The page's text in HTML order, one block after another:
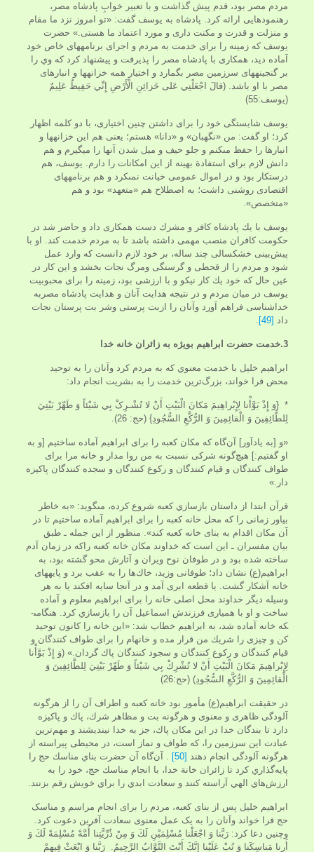
مردم مصر بود، قدم پيش گذاشت و با تعبير خوابِ پادشاه مصر،
رهنمودهايى ارائه كرد. پادشاه به يوسف گفت: «تو امروز نزد ما مقام
و منزلت و قدرت و مكنت دارى و مورد اعتماد ما هستى.» حضرت
يوسف كه زمينه را براى خدمت‏ به‏ مردم‏ و اجراى برنامه‏هاى خاص خود
آماده ديد، همكارى با پادشاه مصر را پذيرفت و پيشنهاد كرد كه وي را
بر گنجينه‏هاى سرزمين مصر بگمارد و اختيار همه خزانه‏ها و انبارهاى
مصر با او باشد. (قالَ اجْعَلْنِي عَلى‏ خَزائِنِ الْأَرْضِ إِنِّي حَفِيظٌ عَلِيمٌ
(یوسف:55)
يوسف شايستگى خود را براى داشتن چنين اختيارى، با دو كلمه اظهار
كرد؛ او گفت: من «نگهبان» و «دانا» هستم؛ يعنى هم اين خزانه‏ها و
انبارها را حفظ مى‏كنم و جلو حيف و ميل شدن آنها را می­گیرم و هم
دانش لازم براى استفادة بهينه از اين امكانات را دارم. يوسف، هم
درستكار بود و در اموال عمومى خيانت نمى‏كرد و هم برنامه‏هاى
اقتصادى روشنى داشت؛ به اصطلاح هم «متعهد» بود و هم
«متخصص».
يوسف با يك پادشاه كافر و مشرك دست همكارى داد و حاضر شد در
حكومت كافران منصب مهمى داشته باشد تا به مردم خدمت كند. او با
پيش‌بينى خشكسالى چند ساله، بر خود لازم ‏دانست كه وارد عمل
شود و مردم را از قحطى و گرسنگى ومرگ نجات بخشد و اين كار در
عين حال كه خود يك كار نيكو و با ارزشى بود، زمينه را براى محبوبيت
يوسف در ميان مردم و در نتيجه هدايت آنان و هدایت پادشاه مصربه
خداشناسی فراهم ‏آورد وآنان را ازبت پرستی وشر بت پرستان نجات
داد [49]
.
3.خدمت حضرت ابراهيم بویژه به زائران خانه خدا
ابراهيم خليل با خدمت معنوي كه به مردم كرد وآنان را به توحيد
محض فرا خواند، بزرگ‌ترين خدمت را به بشريت انجام داد:
* {وَ إِذْ بَوَّأْنا لِإِبْراهِيمَ مَكانَ الْبَيْتِ أَنْ لا تُشْـرِکْ بِي شَيْئاً وَ طَهِّرْ بَيْتِيَ
لِلطَّائِفِينَ وَ الْقائِمِينَ وَ الرُّكَّعِ السُّجُودِ} (حج: 26).
«و [به يادآور] آن‌گاه كه مكان كعبه را براى ابراهيم آماده ساختيم [و به
او گفتيم:] هيچ‌گونه شركى نسبت به من روا مدار و خانه مرا براى
طواف كنندگان و قيام كنندگان و ركوع كنندگان و سجده كنندگان پاكيزه
دار.»
قرآن ابتدا از داستان بازسازي كعبه شروع كرده، مى‏گويد: «به خاطر
بياور زمانى را كه محل خانه كعبه را براى ابراهيم آماده ساختيم تا در
آن مكان اقدام به بناى خانه كعبه كند». منظور از اين جمله ـ طبق
بيان مفسران ـ اين است كه خداوند مكان خانه كعبه راكه در زمان آدم
ساخته شده بود و در طوفان نوح ويران و آثارش محو گشته بود، به
ابراهيم(ع) نشان داد؛ طوفانى وزيد، خاك‌ها را به عقب برد و پايه‏هاى
خانه آشكار گشت. يا قطعه ابرى آمد و در آنجا سايه افكند يا به هر
وسيله ديگر خداوند محل اصلى خانه را براى ابراهيم معلوم و آماده
ساخت و او با هميارى فرزندش اسماعيل آن را بازسازي کرد. هنگامى­
كه خانه آماده شد، به ابراهيم خطاب شد: «اين خانه را كانون توحيد
كن و چيزى را شريك من قرار مده و خانه‏ام را براى طواف كنندگان و
قيام كنندگان و ركوع كنندگان و سجود كنندگان پاك گردان.» (وَ إِذْ بَوَّأْنا
لِإِبْراهِيمَ مَكانَ الْبَيْتِ أَنْ لا تُشْرِكْ بِي شَيْئاً وَ طَهِّرْ بَيْتِيَ لِلطَّائِفِينَ وَ
الْقائِمِينَ وَ الرُّكَّعِ السُّجُودِ) (حج:26)
در حقيقت ابراهيم(ع) مأمور بود خانه كعبه و اطراف آن را از هر‌گونه
آلودگى ظاهرى و معنوى و هر‌گونه بت و مظاهر شرك، پاك و پاكيزه
دارد تا بندگان خدا در اين مكان پاك، جز به خدا نينديشند و مهم‌ترين
عبادت اين سرزمين را، كه طواف و نماز است، در محيطى پيراسته از
هر‌گونه آلودگى انجام دهند [50]
. آن‌گاه آن حضرت بناي مناسك حج را
پايه‌گذاري كرد تا زائران خانة خدا، با انجام مناسك حج، خود را به
ارزش‌هاي الهي آراسته کنند و سعادت ابدي را براي خويش رقم بزنند.
ابراهیم خلیل پس از بنای کعبه، مردم را برای انجام مراسم و مناسک
حج فرا خواند وآنان را به یک عمل معنوی سعادت آفرین دعوت کرد.
وچنین دعا کرد: رَبَّنا وَ اجْعَلْنا مُسْلِمَيْنِ لَكَ وَ مِنْ ذُرِّيَّتِنا أُمَّةً مُسْلِمَةً لَكَ وَ
أَرِنا مَناسِكَنا وَ تُبْ عَلَيْنا إِنَّكَ أَنْتَ التَّوَّابُ الرَّحِيمُ. رَبَّنا وَ ابْعَثْ فِيهِمْ